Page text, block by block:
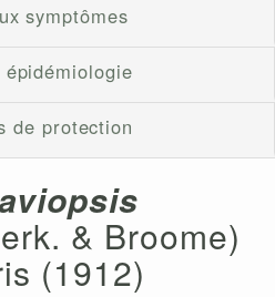
symptômes
de protection
& Broome)
(1912)